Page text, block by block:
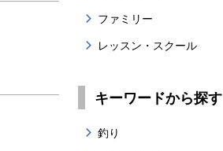
ファミリー
レッスン・スクール
キーワードから探す
釣り